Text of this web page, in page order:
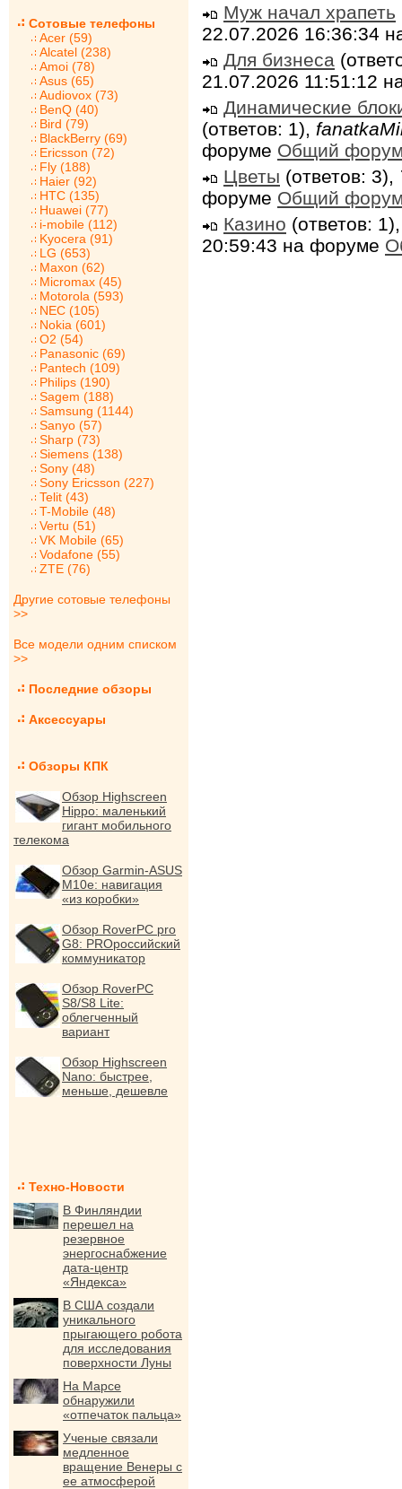
Сотовые телефоны
Acer (59)
Alcatel (238)
Amoi (78)
Asus (65)
Audiovox (73)
BenQ (40)
Bird (79)
BlackBerry (69)
Ericsson (72)
Fly (188)
Haier (92)
HTC (135)
Huawei (77)
i-mobile (112)
Kyocera (91)
LG (653)
Maxon (62)
Micromax (45)
Motorola (593)
NEC (105)
Nokia (601)
O2 (54)
Panasonic (69)
Pantech (109)
Philips (190)
Sagem (188)
Samsung (1144)
Sanyo (57)
Sharp (73)
Siemens (138)
Sony (48)
Sony Ericsson (227)
Telit (43)
T-Mobile (48)
Vertu (51)
VK Mobile (65)
Vodafone (55)
ZTE (76)
Другие сотовые телефоны
>>
Все модели одним списком
>>
Последние обзоры
Аксессуары
Обзоры КПК
Обзор Highscreen
Hippo: маленький
гигант мобильного
телекома
Обзор Garmin-ASUS
M10e: навигация
«из коробки»
Обзор RoverPC pro
G8: PROроссийский
коммуникатор
Обзор RoverPC
S8/S8 Lite:
облегченный
вариант
Обзор Highscreen
Nano: быстрее,
меньше, дешевле
Техно-Новости
В Финляндии
перешел на
резервное
энергоснабжение
дата-центр
«Яндекса»
В США создали
уникального
прыгающего робота
для исследования
поверхности Луны
На Марсе
обнаружили
«отпечаток пальца»
Ученые связали
медленное
вращение Венеры с
ее атмосферой
Муж начал храпеть
22.07.2026 16:36:34
Для бизнеса
21.07.2026 11:51:12
Динамические
(ответов: 1),
форуме Общий
Цветы (ответов: 3),
форуме Общий
Казино (ответов:
20:59:43 на форуме